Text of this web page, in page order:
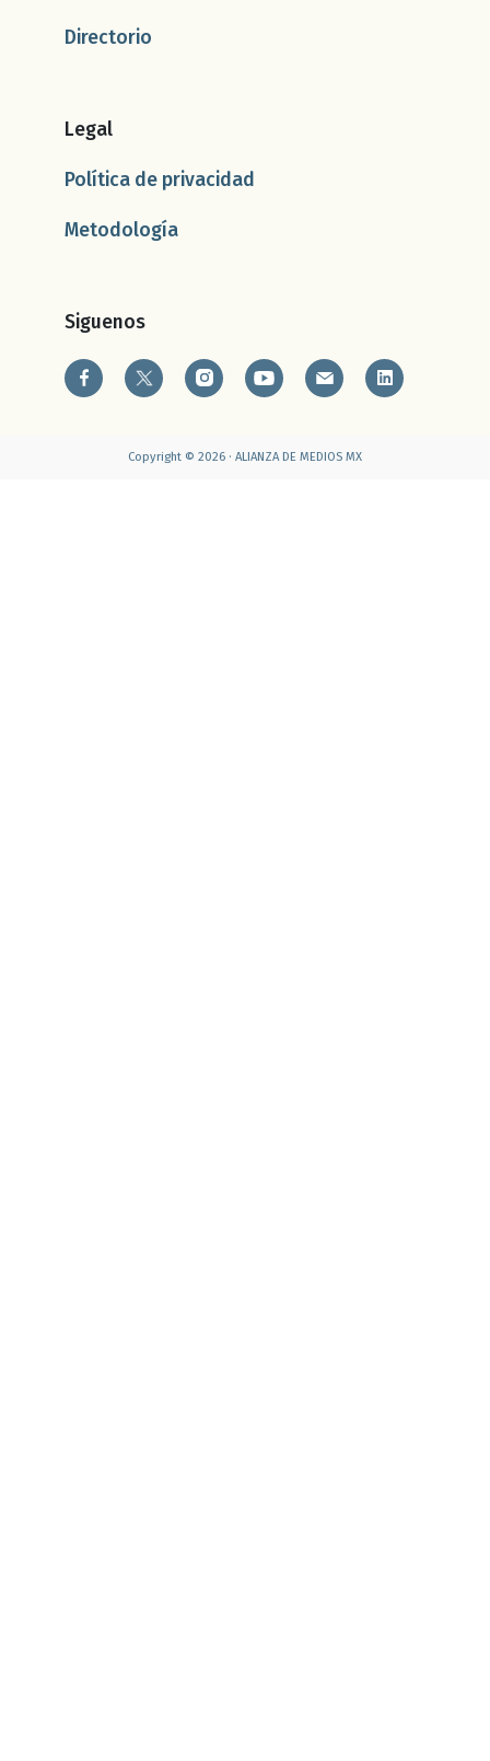
Directorio
Legal
Política de privacidad
Metodología
Siguenos
Copyright © 2026 · ALIANZA DE MEDIOS MX